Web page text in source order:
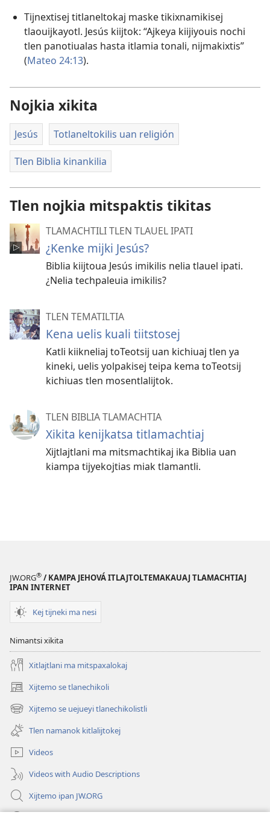
Tijnextisej titlaneltokaj maske tikixnamikisej
tlaouijkayotl. Jesús kiijtok: “Ajkeya kiijiyouis nochi
tlen panotiualas hasta itlamia tonali, nijmakixtis”
(Mateo 24:13).
Nojkia xikita
Jesús Totlaneltokilis uan religión
Tlen Biblia kinankilia
Tlen nojkia mitspaktis tikitas
TLAMACHTILI TLEN TLAUEL IPATI
¿Kenke mijki Jesús?
Biblia kiijtoua Jesús imikilis nelia tlauel ipati.
¿Nelia techpaleuia imikilis?
TLEN TEMATILTIA
Kena uelis kuali tiitstosej
Katli kiikneliaj toTeotsij uan kichiuaj tlen ya
kineki, uelis yolpakisej teipa kema toTeotsij
kichiuas tlen mosentlalijtok.
TLEN BIBLIA TLAMACHTIA
Xikita kenijkatsa titlamachtiaj
Xijtlajtlani ma mitsmachtikaj ika Biblia uan
kiampa tijyekojtias miak tlamantli.
JW.ORG® / KAMPA JEHOVÁ ITLAJTOLTEMAKAUAJ TLAMACHTIAJ
IPAN INTERNET
Kej tijneki ma nesi
Nimantsi xikita
Xitlajtlani ma mitspaxalokaj
Xijtemo se tlanechikoli
(opens
new
window)
Xijtemo se uejueyi tlanechikolistli
(opens
new
window)
Tlen namanok kitlalijtokej
Videos
Videos with Audio Descriptions
Xijtemo ipan JW.ORG